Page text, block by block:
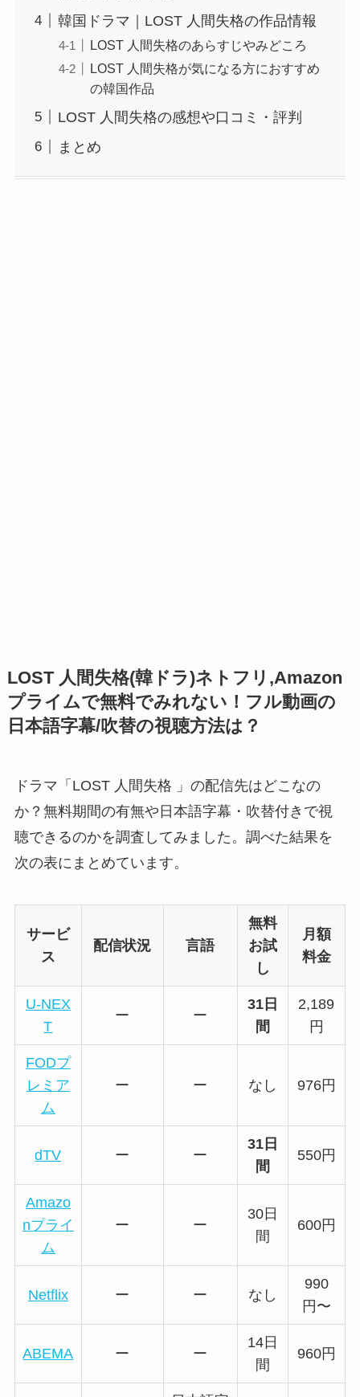
韓国ドラマ｜LOST 人間失格の作品情報
LOST 人間失格のあらすじやみどころ
LOST 人間失格が気になる方におすすめ
の韓国作品
LOST 人間失格の感想や口コミ・評判
まとめ
LOST 人間失格(韓ドラ)ネトフリ,Amazon
プライムで無料でみれない！フル動画の
日本語字幕/吹替の視聴方法は？
ドラマ「LOST 人間失格 」の配信先はどこなの
か？無料期間の有無や日本語字幕・吹替付きで視
聴できるのかを調査してみました。調べた結果を
次の表にまとめています。
サービ
ス
配信状況 言語
無料
お試
し
月額
料金
U-NEX
T
ー ー
31日
間
2,189
円
FODプ
レミア
ム
ー ー なし 976円
dTV ー ー
31日
間
550円
Amazo
nプライ
ム
ー ー
30日
間
600円
Netflix ー ー なし
990
円〜
ABEMA ー ー
14日
間
960円